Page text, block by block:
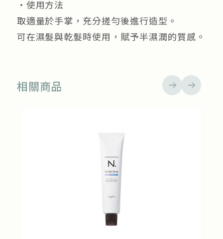
・使用方法
取適量於手掌，充分搓勻後進行造型。
可在濕髮與乾髮時使用，賦予半濕潤的質感。
相關商品